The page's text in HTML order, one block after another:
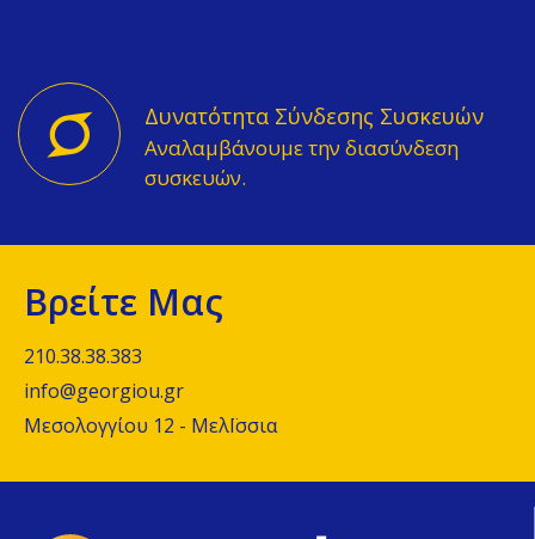
Δυνατότητα Σύνδεσης Συσκευών
Αναλαμβάνουμε την διασύνδεση
συσκευών.
Βρείτε Μας
210.38.38.383
info@georgiou.gr
Μεσολογγίου 12 - ΜελΪσσια